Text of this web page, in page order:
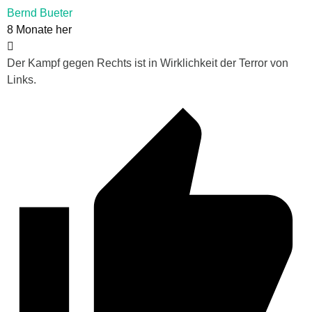
Bernd Bueter
8 Monate her
Der Kampf gegen Rechts ist in Wirklichkeit der Terror von
Links.